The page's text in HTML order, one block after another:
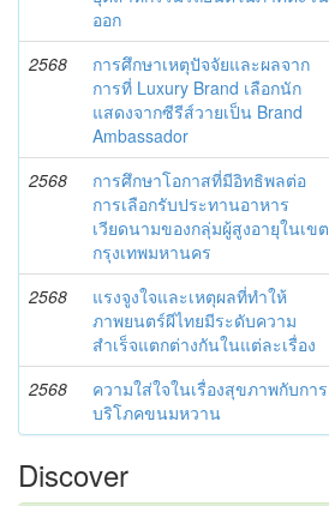
ออก
2568
การศึกษาเหตุปัจจัยและผลจาก
การที่ Luxury Brand เลือกนัก
แสดงจากซีรีส์วายเป็น Brand
Ambassador
2568
การศึกษาโอกาสที่มีอิทธิพลต่อ
การเลือกรับประทานอาหาร
เวียดนามของกลุ่มผู้สูงอายุในเขต
กรุงเทพมหานคร
2568
แรงจูงใจและเหตุผลที่ทำให้
ภาพยนตร์ผีไทยมีระดับความ
สำเร็จแตกต่างกันในแต่ละเรื่อง
2568
ความใส่ใจในเรื่องสุขภาพกับการ
บริโภคขนมหวาน
Discover